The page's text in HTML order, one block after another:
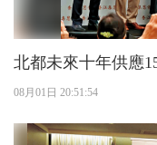
08月01日 20:51:54